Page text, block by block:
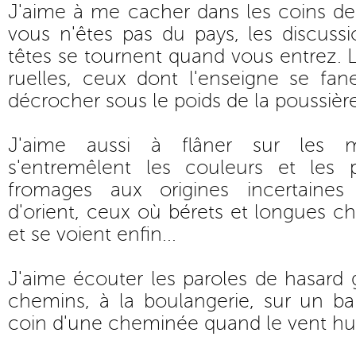
J'aime à me cacher dans les coins
vous n'êtes pas du pays, les
têtes se tournent quand vous entrez.
ruelles, ceux dont l'enseigne se
décrocher sous le poids de la
J'aime aussi à flâner sur les
s'entremêlent les couleurs et les
fromages aux origines incertaines
d'orient, ceux où bérets et longues
et se voient enfin...
J'aime écouter les paroles de hasard
chemins, à la boulangerie, sur un
coin d'une cheminée quand le vent